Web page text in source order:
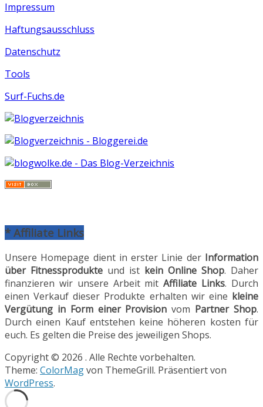
Impressum
Haftungsausschluss
Datenschutz
Tools
Surf-Fuchs.de
* Affiliate Links
Unsere Homepage dient in erster Linie der Information
über Fitnessprodukte und ist kein Online Shop. Daher
finanzieren wir unsere Arbeit mitAffiliate Links. Durch
einen Verkauf dieser Produkte erhalten wir eine kleine
Vergütung in Form einer Provision vom Partner Shop.
Durch einen Kauf entstehen keine höheren kosten für
euch. Es gelten die Preise des jeweiligen Shops.
Copyright © 2026 . Alle Rechte vorbehalten.
Theme: ColorMagvon ThemeGrill. Präsentiert von
WordPress.